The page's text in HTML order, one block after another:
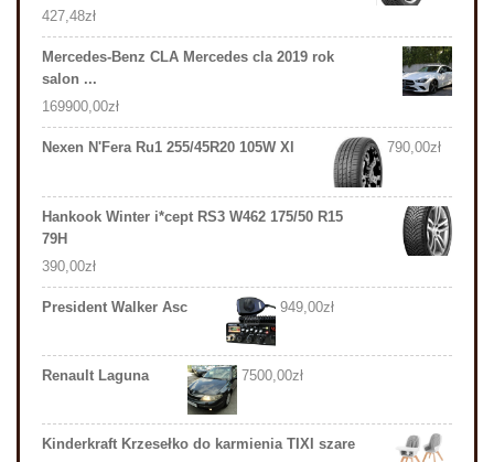
427,48zł
Mercedes-Benz CLA Mercedes cla 2019 rok
salon ...
169900,00zł
Nexen N'Fera Ru1 255/45R20 105W Xl 790,00zł
Hankook Winter i*cept RS3 W462 175/50 R15
79H
390,00zł
President Walker Asc 949,00zł
Renault Laguna 7500,00zł
Kinderkraft Krzesełko do karmienia TIXI szare